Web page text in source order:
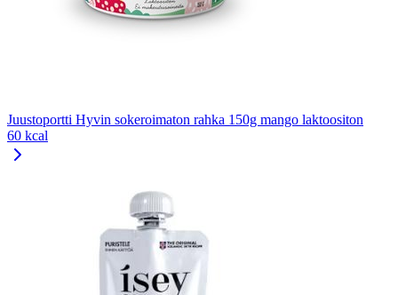
Juustoportti Hyvin sokeroimaton rahka 150g mango laktoositon
60 kcal